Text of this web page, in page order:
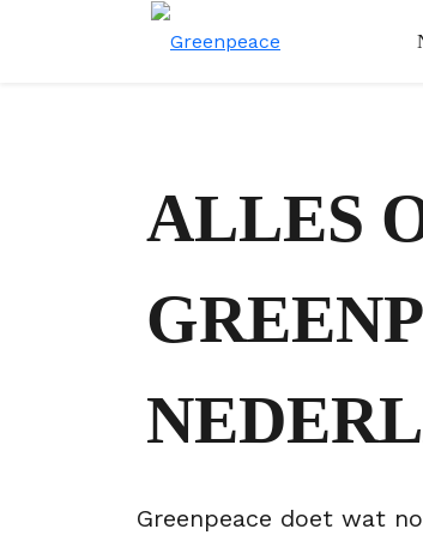
ALLES
Greenpeace doet wat